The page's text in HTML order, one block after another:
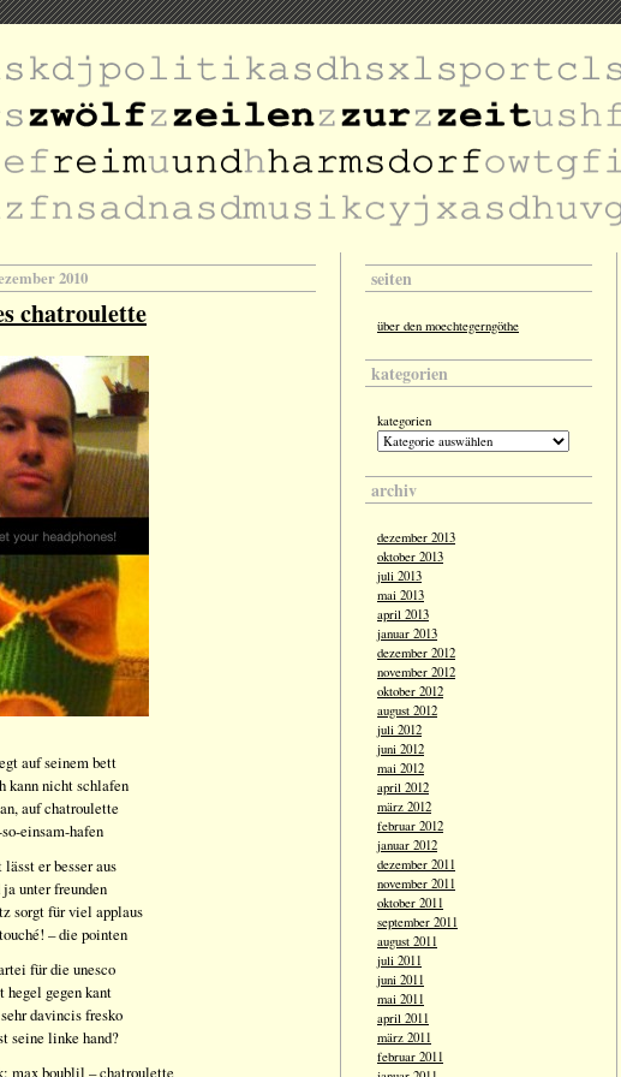
2010
chatroulette
auf seinem bett
kann nicht schlafen
auf chatroulette
einsam-hafen
er besser aus
unter freunden
sorgt für viel applaus
– die pointen
für die unesco
hegel gegen kant
davincis fresko
seine linke hand?
max boublil – chatroulette
seiten
über den moechtegerngöthe
kategorien
kategorien
archiv
dezember 2013
oktober 2013
juli 2013
mai 2013
april 2013
januar 2013
dezember 2012
november 2012
oktober 2012
august 2012
juli 2012
juni 2012
mai 2012
april 2012
märz 2012
februar 2012
januar 2012
dezember 2011
november 2011
oktober 2011
september 2011
august 2011
juli 2011
juni 2011
mai 2011
april 2011
märz 2011
februar 2011